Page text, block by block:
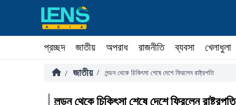
প্রচ্ছদ জাতীয় অপরাধ রাজনীতি ব্যবসা খেলাধুলা
/ জাতীয় / লন্ডন থেকে চিকিৎসা শেষে দেশে ফিরলেন রাষ্ট্রপতি
লন্ডন থেকে চিকিৎসা শেষে দেশে ফিরলেন রাষ্ট্রপতি